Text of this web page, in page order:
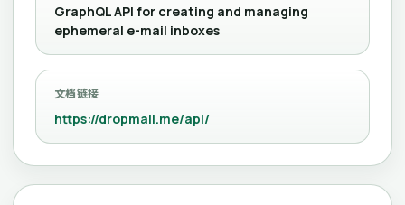
GraphQL API for creating and managing
ephemeral e-mail inboxes
文档链接
https://dropmail.me/api/